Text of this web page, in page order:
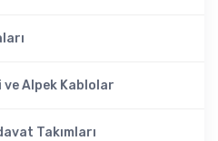
Alpek Kablolar
Takımları